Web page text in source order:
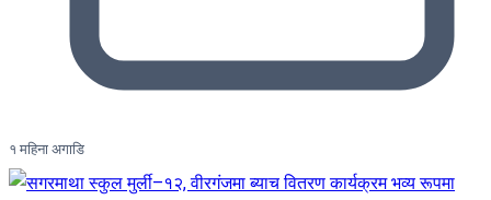
१ महिना अगाडि